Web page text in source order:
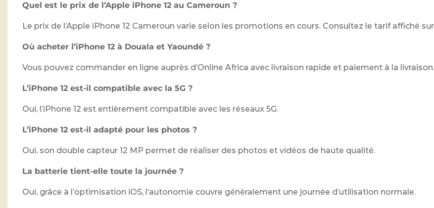
Quel est le prix de l’Apple iPhone 12 au Cameroun ?
Le prix de l’Apple iPhone 12 Cameroun varie selon les promotions en cours. Consultez le tarif affiché
Où acheter l’iPhone 12 à Douala et Yaoundé ?
Vous pouvez commander en ligne auprès d’Online Africa avec livraison rapide et paiement à la livraison.
L’iPhone 12 est-il compatible avec la 5G ?
Oui, l’iPhone 12 est entièrement compatible avec les réseaux 5G.
L’iPhone 12 est-il adapté pour les photos ?
Oui, son double capteur 12 MP permet de réaliser des photos et vidéos de haute qualité.
La batterie tient-elle toute la journée ?
Oui, grâce à l’optimisation iOS, l’autonomie couvre généralement une journée d’utilisation normale.